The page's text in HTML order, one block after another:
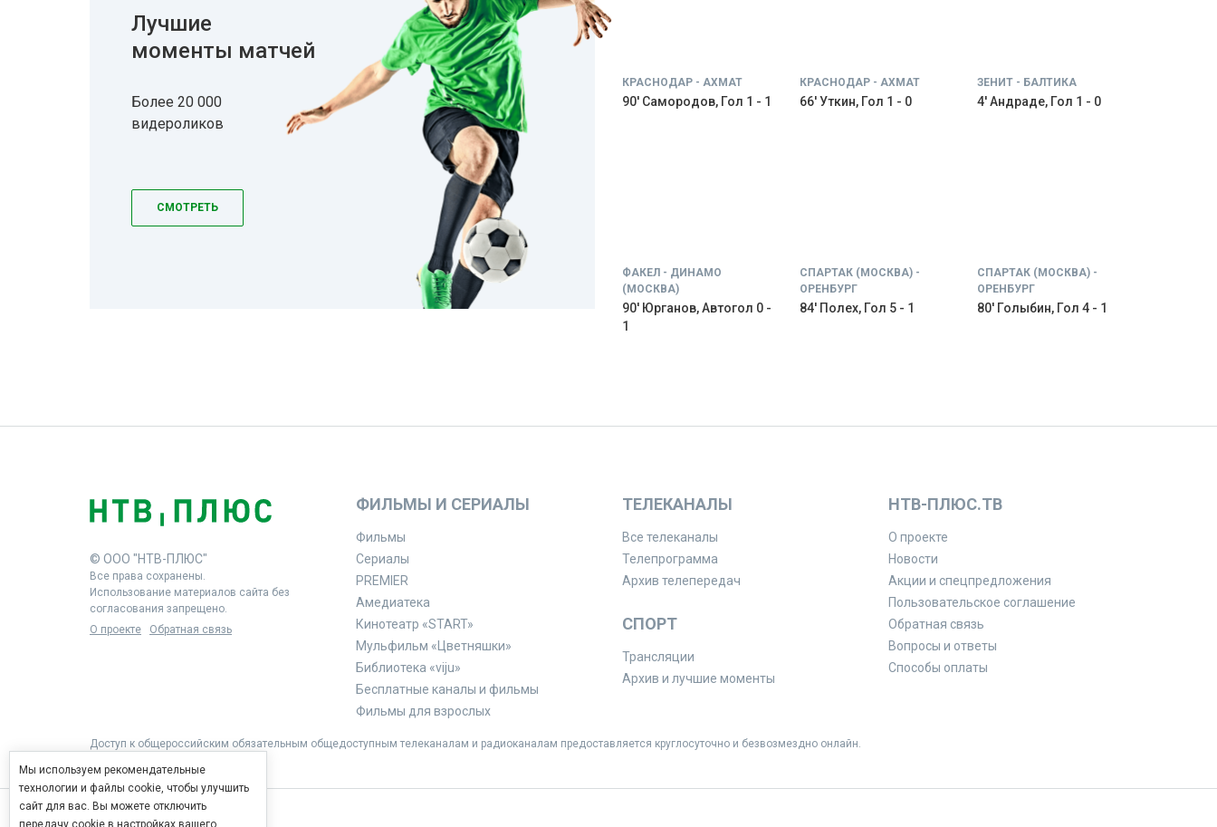
Лучшие
моменты матчей
Более 20 000
видероликов
СМОТРЕТЬ
КРАСНОДАР - АХМАТ
90' Самородов, Гол 1 - 1
КРАСНОДАР - АХМАТ
66' Уткин, Гол 1 - 0
ЗЕНИТ - БАЛТИКА
4' Андраде, Гол 1 - 0
ФАКЕЛ - ДИНАМО
(МОСКВА)
90' Юрганов, Автогол 0 -
1
СПАРТАК (МОСКВА) -
ОРЕНБУРГ
84' Полех, Гол 5 - 1
СПАРТАК (МОСКВА) -
ОРЕНБУРГ
80' Голыбин, Гол 4 - 1
© ООО "НТВ-ПЛЮС"
Все права сохранены.
Использование материалов сайта без
согласования запрещено.
О проекте
Обратная связь
ФИЛЬМЫ И СЕРИАЛЫ
Фильмы
Сериалы
PREMIER
Амедиатека
Кинотеатр «START»
Мульфильм «Цветняшки»
Библиотека «viju»
Бесплатные каналы и фильмы
Фильмы для взрослых
ТЕЛЕКАНАЛЫ
Все телеканалы
Телепрограмма
Архив телепередач
СПОРТ
Трансляции
Архив и лучшие моменты
НТВ-ПЛЮС.ТВ
О проекте
Новости
Акции и спецпредложения
Пользовательское соглашение
Обратная связь
Вопросы и ответы
Способы оплаты
Доступ к общероссийским обязательным общедоступным телеканалам и радиоканалам предоставляется круглосуточно и безвозмездно онлайн.
Мы используем рекомендательные
технологии и файлы cookie, чтобы улучшить
сайт для вас. Вы можете отключить
передачу cookie в настройках вашего